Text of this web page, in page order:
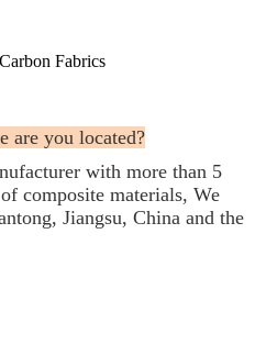
are you located?
with more than 5
composite materials, We
Jiangsu, China and the